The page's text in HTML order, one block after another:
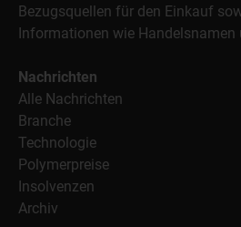
Bezugsquellen für den Einkauf
Informationen wie Handelsnamen
Nachrichten
Alle Nachrichten
Branche
Technologie
Polymerpreise
Insolvenzen
Archiv